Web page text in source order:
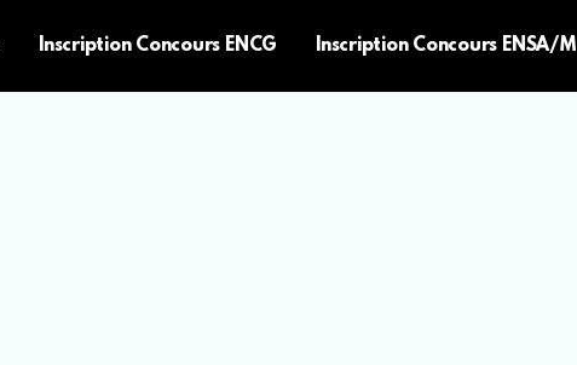
Inscription Concours ENCG Inscription Concours ENSA/M